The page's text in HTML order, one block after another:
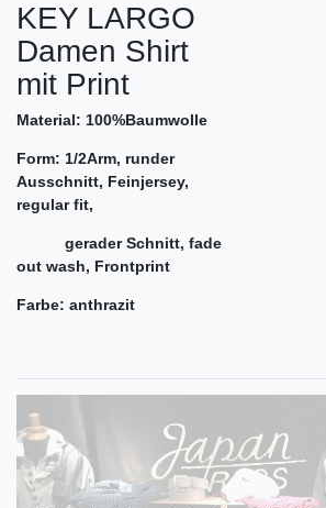
KEY LARGO
Damen Shirt
mit Print
Material: 100%Baumwolle
Form: 1/2Arm, runder
Ausschnitt, Feinjersey,
regular fit,
gerader Schnitt, fade
out wash, Frontprint
Farbe: anthrazit